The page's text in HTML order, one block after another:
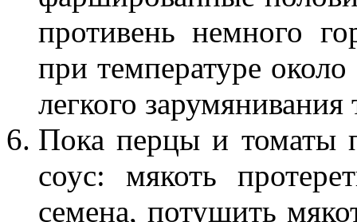
противень немного
при температуре
легкого
Пока перцы и томаты
соус: мякоть
семена, потушить